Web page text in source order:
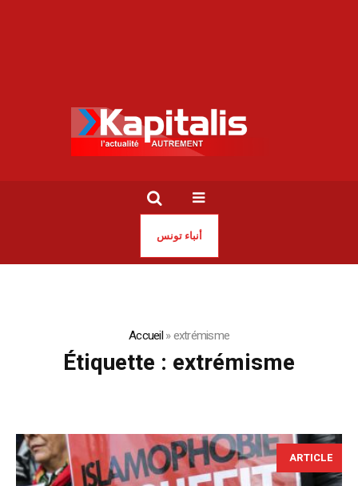
أنباء تونس
Accueil»extrémisme
Étiquette : extrémisme
ARTICLE